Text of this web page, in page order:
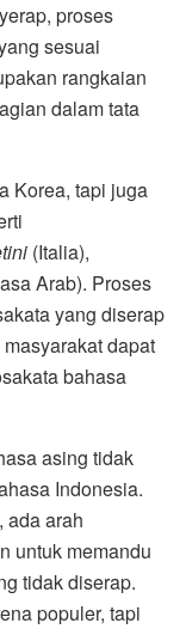
proses
sesuai
rangkaian
dalam tata
Korea, tapi juga
(Italia),
Arab). Proses
yang diserap
masyarakat dapat
bahasa
asing tidak
Indonesia.
ada arah
untuk memandu
tidak diserap.
populer, tapi